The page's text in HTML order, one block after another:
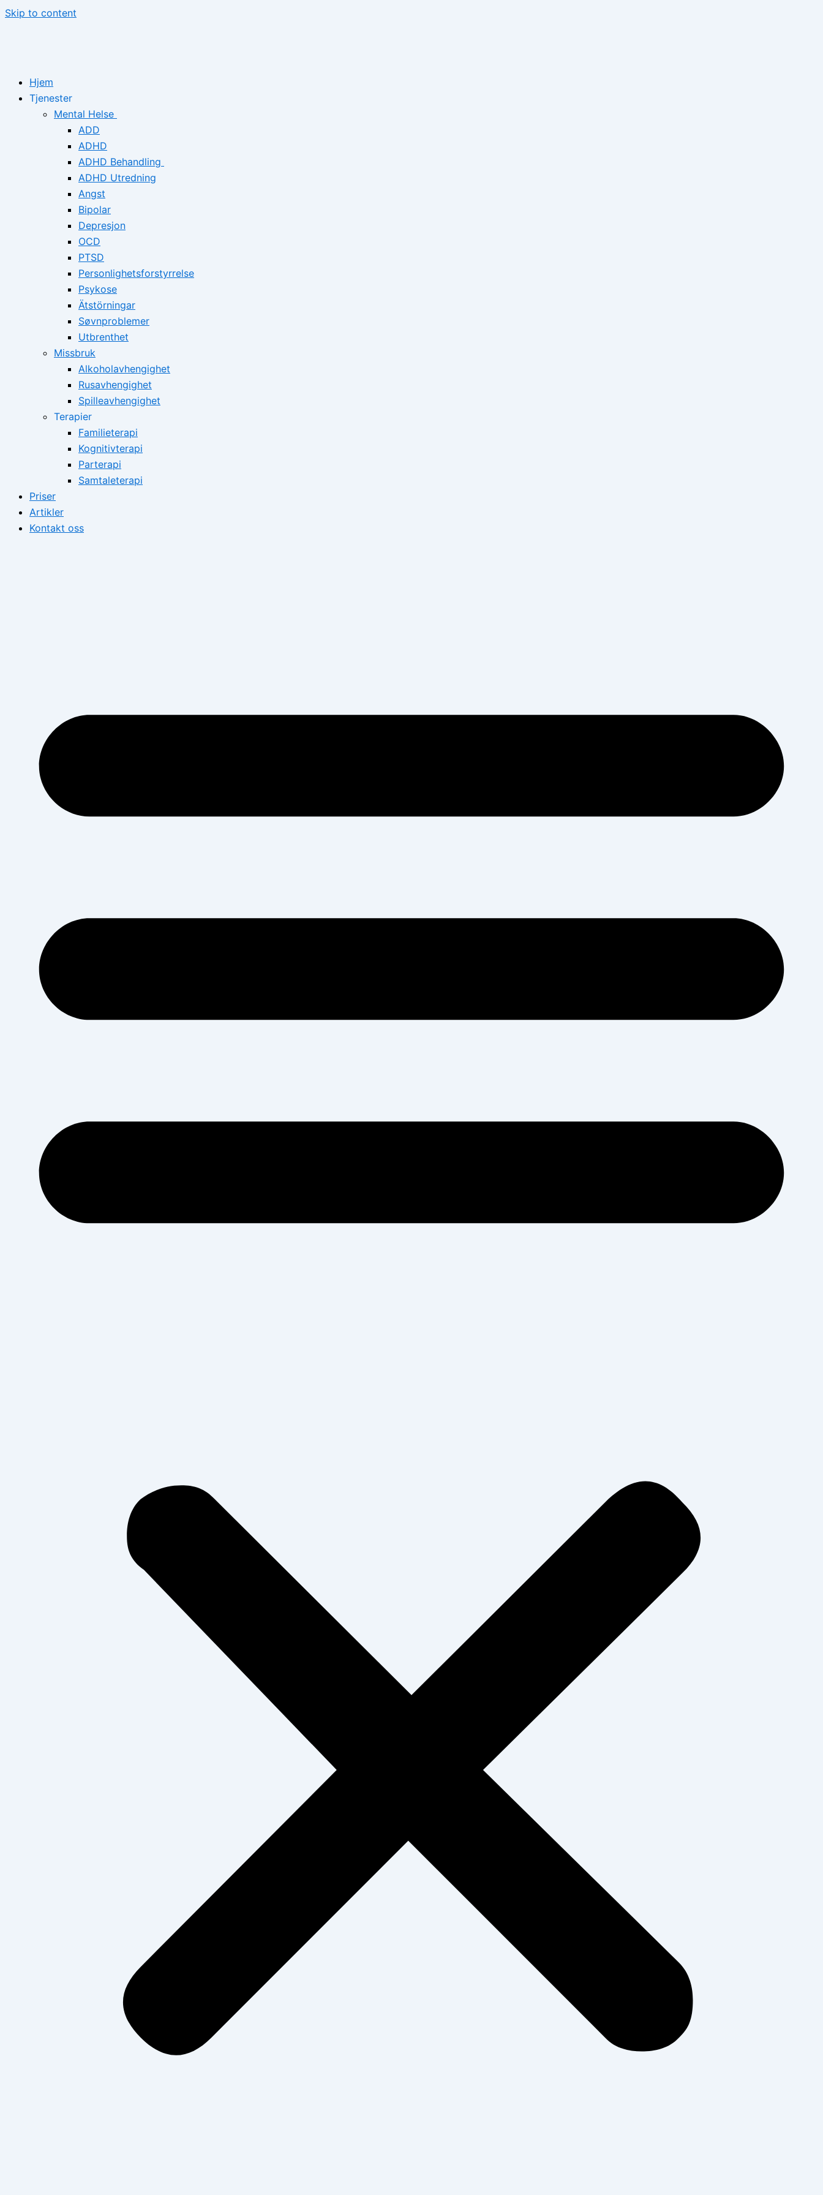
Skip to content
Hjem
Tjenester
Mental Helse
ADD
ADHD
ADHD Behandling
ADHD Utredning
Angst
Bipolar
Depresjon
OCD
PTSD
Personlighetsforstyrrelse
Psykose
Ätstörningar
Søvnproblemer
Utbrenthet
Missbruk
Alkoholavhengighet
Rusavhengighet
Spilleavhengighet
Terapier
Familieterapi
Kognitivterapi
Parterapi
Samtaleterapi
Priser
Artikler
Kontakt oss